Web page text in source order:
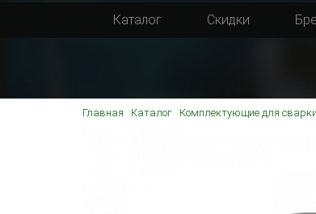
Каталог Скидки
Главная Каталог Комплектующие для сварки